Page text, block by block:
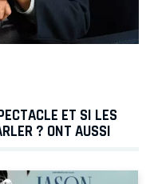
ET SI LES
? ONT AUSSI